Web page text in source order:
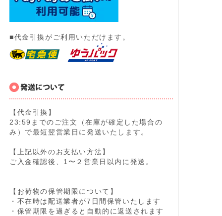
■代金引換がご利用いただけます。
【代金引換】
23:59までのご注文（在庫が確定した場合の
み）で最短翌営業日に発送いたします。
【上記以外のお支払い方法】
ご入金確認後、1〜２営業日以内に発送。
【お荷物の保管期限について】
・不在時は配送業者が7日間保管いたします
・保管期限を過ぎると自動的に返送されます